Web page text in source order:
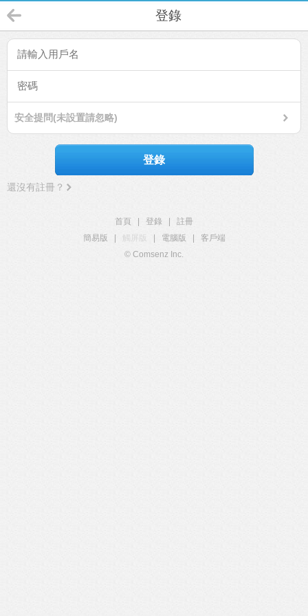
登錄
安全提問(未設置請忽略)
登錄
還沒有註冊？
首頁 登錄
註冊
簡易版
觸屏版 電腦版
客戶端
© Comsenz Inc.